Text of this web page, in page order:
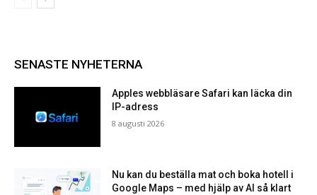
SENASTE NYHETERNA
Apples webbläsare Safari kan läcka din
IP-adress
8 augusti 2026
Nu kan du beställa mat och boka hotell i
Google Maps – med hjälp av AI så klart